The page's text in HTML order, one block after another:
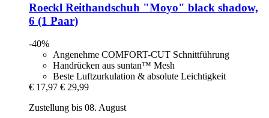
Roeckl Reithandschuh "Moyo" black shadow,
6 (1 Paar)
-40%
Angenehme COMFORT-CUT Schnittführung
Handrücken aus suntan™ Mesh
Beste Luftzurkulation & absolute Leichtigkeit
€ 17,97 € 29,99
Zustellung bis 08. August